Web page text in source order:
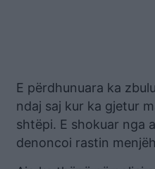
E përdhunuara ka
ndaj saj kur ka gjetur
shtëpi. E shokuar nga
denoncoi rastin